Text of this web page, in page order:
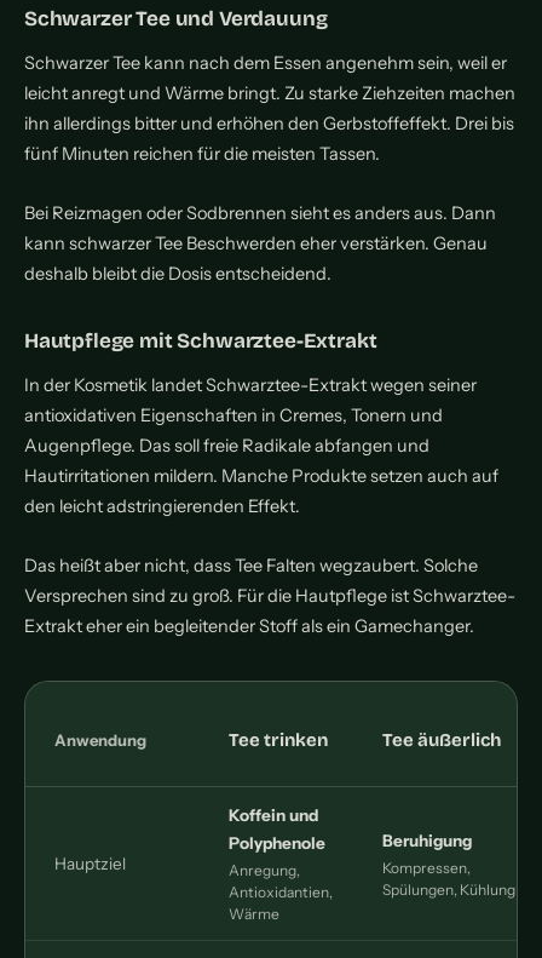
Schwarzer Tee und Verdauung
Schwarzer Tee kann nach dem Essen angenehm sein, weil er
leicht anregt und Wärme bringt. Zu starke Ziehzeiten machen
ihn allerdings bitter und erhöhen den Gerbstoffeffekt. Drei bis
fünf Minuten reichen für die meisten Tassen.
Bei Reizmagen oder Sodbrennen sieht es anders aus. Dann
kann schwarzer Tee Beschwerden eher verstärken. Genau
deshalb bleibt die Dosis entscheidend.
Hautpflege mit Schwarztee-Extrakt
In der Kosmetik landet Schwarztee-Extrakt wegen seiner
antioxidativen Eigenschaften in Cremes, Tonern und
Augenpflege. Das soll freie Radikale abfangen und
Hautirritationen mildern. Manche Produkte setzen auch auf
den leicht adstringierenden Effekt.
Das heißt aber nicht, dass Tee Falten wegzaubert. Solche
Versprechen sind zu groß. Für die Hautpflege ist Schwarztee-
Extrakt eher ein begleitender Stoff als ein Gamechanger.
Anwendung Tee trinken Tee äußerlich
Hauptziel
Koffein und
Polyphenole
Anregung,
Antioxidantien,
Wärme
Beruhigung
Kompressen,
Spülungen, Kühlung